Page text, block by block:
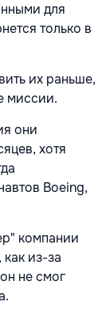
для
только в
их раньше,
миссии.
они
хотя
Boeing,
компании
из-за
не смог